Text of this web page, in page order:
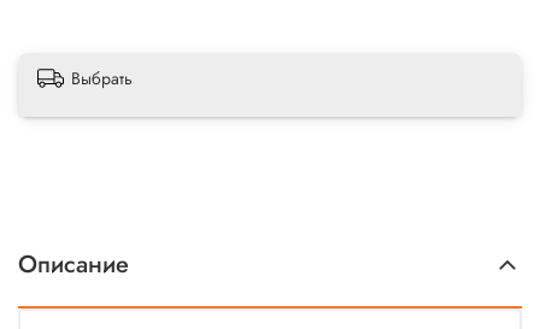
Выбрать
Описание